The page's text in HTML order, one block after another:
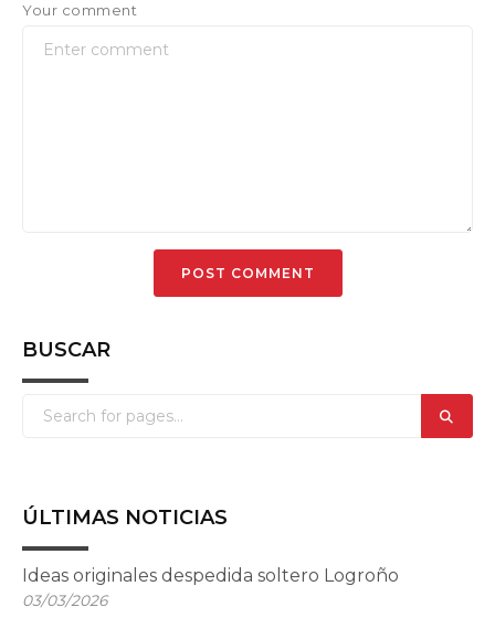
Your comment
BUSCAR
ÚLTIMAS NOTICIAS
Ideas originales despedida soltero Logroño
03/03/2026